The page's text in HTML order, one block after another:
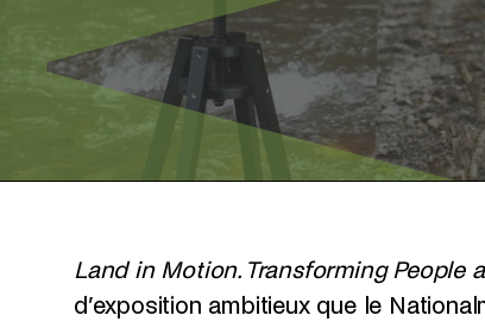
Land in Motion. Transforming People
d’exposition ambitieux que le